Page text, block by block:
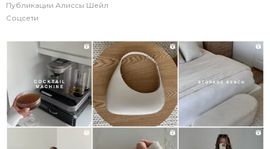
Публикации Алиссы Шейл
Соцсети